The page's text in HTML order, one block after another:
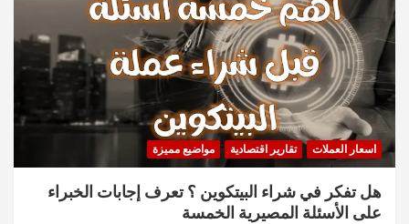
اسعار العملات تقارير اقتصادية مواضيع مميزة
هل تفكر في شراء البيتكوين ؟ تعرف إجابات الخبراء
على الأسئلة المصيرية الخمسة